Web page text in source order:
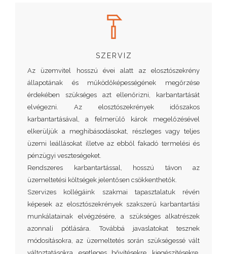
SZERVIZ
Az üzemvitel hosszú évei alatt az elosztószekrény
állapotának és működőképességének megőrzése
érdekében szükséges azt ellenőrizni, karbantartását
elvégezni. Az elosztószekrények időszakos
karbantartásával, a felmerülő károk megelőzésével
elkerüljük a meghibásodásokat, részleges vagy teljes
üzemi leállásokat illetve az ebből fakadó termelési és
pénzügyi veszteségeket.
Rendszeres karbantartással, hosszú távon az
üzemeltetési költségek jelentősen csökkenthetők.
Szervizes kollégáink szakmai tapasztalatuk révén
képesek az elosztószekrények szakszerű karbantartási
munkálatainak elvégzésére, a szükséges alkatrészek
azonnali pótlására. Továbbá javaslatokat tesznek
módosításokra, az üzemeltetés során szükségessé vált